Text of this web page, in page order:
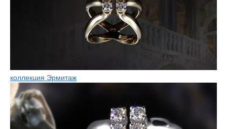
коллекция Эрмитаж